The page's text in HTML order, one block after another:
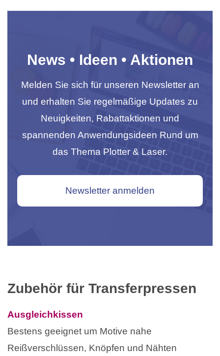
News • Ideen • Aktionen
Melden Sie sich für unseren Newsletter an
und erhalten Sie regelmäßige Updates zu
Neuigkeiten, Rabattaktionen und
spannenden Anwendungsideen Rund um
das Thema Plotter & Laser.
Newsletter anmelden
Zubehör für Transferpressen
Ausgleichkissen
Bestens geeignet um Motive nahe
Reißverschlüssen, Knöpfen und Nähten